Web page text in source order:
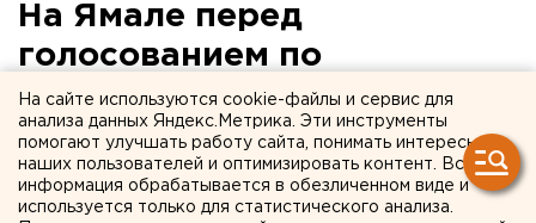
На Ямале перед
голосованием по
поправкам в Конституцию
члены УИКов пройдут тест
на коронавирус
На сайте используются cookie-файлы и сервис для
анализа данных Яндекс.Метрика. Эти инструменты
помогают улучшать работу сайта, понимать интересы
наших пользователей и оптимизировать контент. Вся
информация обрабатывается в обезличенном виде и
используется только для статистического анализа.